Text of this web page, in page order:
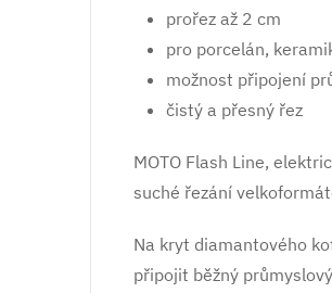
prořez až 2 cm
pro porcelán,
možnost připojení
čistý a přesný řez
MOTO Flash Line,
suché řezání
Na kryt diamantového
připojit běžný